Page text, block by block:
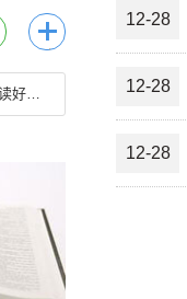
十八书屋石器网让书香浸润乡村 十八洞村举办“书香杯”读好书、讲好故事活动
12-28
12-28
12-28